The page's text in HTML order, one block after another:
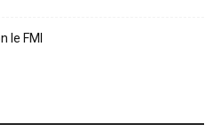
le FMI